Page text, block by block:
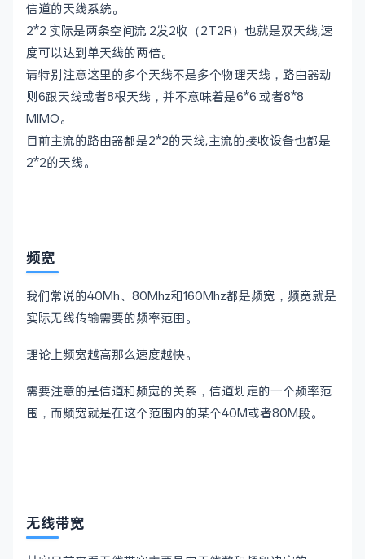
信道的天线系统。
2*2 实际是两条空间流 2发2收（2T2R）也就是双天线,速
度可以达到单天线的两倍。
请特别注意这里的多个天线不是多个物理天线，路由器动
则6跟天线或者8根天线，并不意味着是6*6 或者8*8
MIMO。
目前主流的路由器都是2*2的天线,主流的接收设备也都是
2*2的天线。
频宽
我们常说的40Mh、80Mhz和160Mhz都是频宽，频宽就是
实际无线传输需要的频率范围。
理论上频宽越高那么速度越快。
需要注意的是信道和频宽的关系，信道划定的一个频率范
围，而频宽就是在这个范围内的某个40M或者80M段。
无线带宽